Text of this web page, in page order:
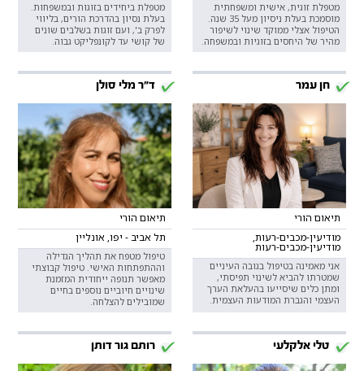
מטפלת זוגית, אישית ומשפחתית
מוסמכת בעלת ניסיון מעל 35 שנה.
הטיפול אצלי ממוקד שינוי לשיפור
מהיר של היחסים בזוגיות ובמשפחה.
מטפלת ביחידים בזוגות ובמשפחות.
בעלת נסיון בהדרכת הורים, בליווי
לפרק ב', ועם זוגות בשלבים שונים
של קושי עד לקונפליקט גבוה.
חן עמר
תיאום הורי
מודיעין-מכבים-רעות,
מודיעין-מכבים-רעות
אני מאמינה בטיפול בגובה העיניים
שמטרתו להביא לשינוי תפיסתי,
ומתן כלים שיסייעו בהעלאת הערך
העצמי והגברת המודעות העצמית.
ד"ר מלי סולן
תיאום הורי
תל אביב - יפו, אונליין
טיפול מטפח את תהליך הגדילה
וההתפתחות האישי. טיפול קבוצתי
מאפשר תנופה ייחודית המזמנת
שינויים חיוביים נוספים בחיים
שמובילים להצלחה.
טלי אלקלעי רותם גור דותן